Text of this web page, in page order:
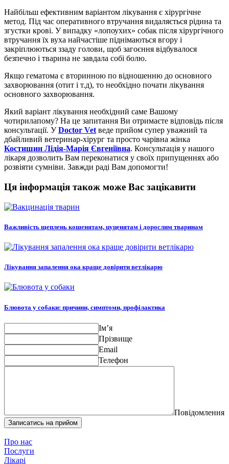
Найбільш ефективним варіантом лікування є хірургічне
метод. Під час оперативного втручання видаляється рідина та
згустки крові. У випадку «лопоухих» собак після хірургічного
втручання їх вуха найчастіше піднімаються вгору і
закріплюються ззаду голови, щоб загоєння відбувалося
безпечно і тварина не завдала собі болю.
Якщо гематома є вторинною по відношенню до основного
захворювання (отит і т.д), то необхідно почати лікування
основного захворювання.
Який варіант лікування необхідний саме Вашому
чотирилапому? На це запитання Ви отримаєте відповідь після
консультації. УDoctor Vet веде прийом супер уважний та
дбайливий ветеринар-хірург та просто чарівна жінка
Костишин Лідія-Марія Євгеніївна. Консультація у нашого
лікаря дозволить Вам переконатися у своїх припущеннях або
розвіяти сумніви. Завжди раді Вам допомогти!
Ця інформація також може Вас зацікавити
Важливість щеплень кошенятам, цуценятам і дорослим тваринам
Лікування запалення ока краще довірити ветлікарю
Блювота у собаки: причини, симптоми, профілактика
Ім’я
Прізвище
Email
Телефон
Повідомлення
Записатись на прийом
Про нас
Послуги
Лікарі